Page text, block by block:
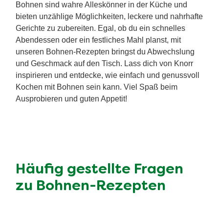
Bohnen sind wahre Alleskönner in der Küche und
bieten unzählige Möglichkeiten, leckere und nahrhafte
Gerichte zu zubereiten. Egal, ob du ein schnelles
Abendessen oder ein festliches Mahl planst, mit
unseren Bohnen-Rezepten bringst du Abwechslung
und Geschmack auf den Tisch. Lass dich von Knorr
inspirieren und entdecke, wie einfach und genussvoll
Kochen mit Bohnen sein kann. Viel Spaß beim
Ausprobieren und guten Appetit!
Häufig gestellte Fragen
zu Bohnen-Rezepten